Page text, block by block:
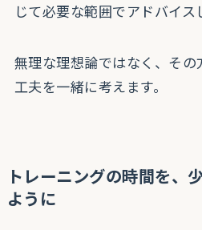
じて必要な範囲でアドバイス
無理な理想論ではなく、そ
工夫を一緒に考えます。
トレーニングの時間を、
ように